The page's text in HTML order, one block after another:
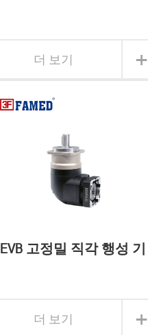
+
더 보기
EVB 고정밀 직각 행성 기
+
더 보기